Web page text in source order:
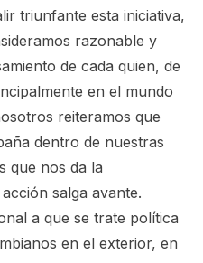
triunfante esta iniciativa,
razonable y
de cada quien, de
en el mundo
reiteramos que
dentro de nuestras
que nos da la
salga avante.
a que se trate política
en el exterior, en